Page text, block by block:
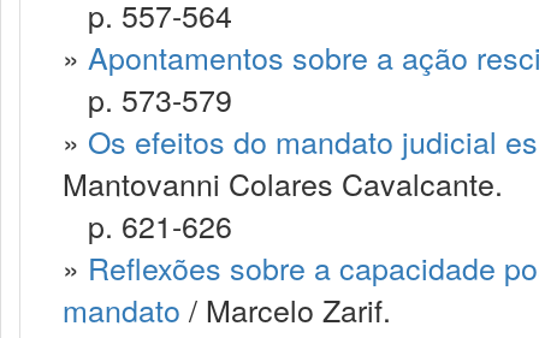
p. 557-564
» Apontamentos sobre a ação
p. 573-579
» Os efeitos do mandato judicial
Mantovanni Colares Cavalcante.
p. 621-626
» Reflexões sobre a capacidade
mandato / Marcelo Zarif.